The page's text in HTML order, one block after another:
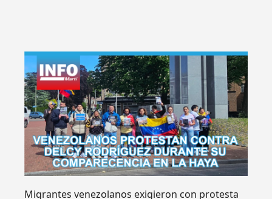
Migrantes venezolanos exigieron con protesta